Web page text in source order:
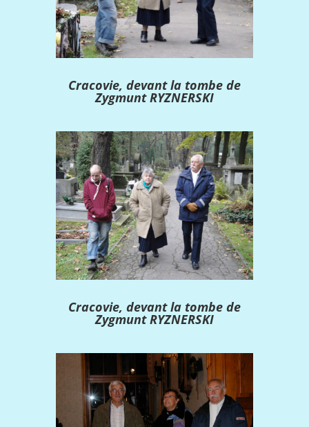
Cracovie, devant la tombe de
Zygmunt RYZNERSKI
Cracovie, devant la tombe de
Zygmunt RYZNERSKI